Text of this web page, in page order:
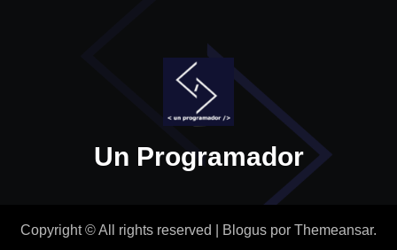
Un Programador
Copyright © All rights reserved Blogus por Themeansar.